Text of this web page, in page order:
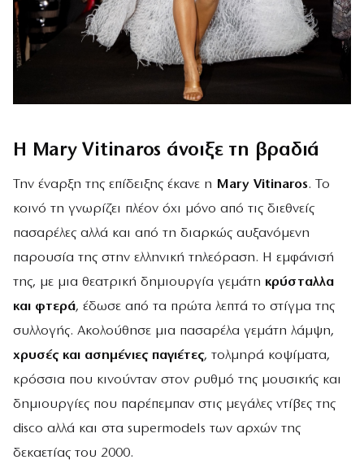
Η Mary Vitinaros άνοιξε τη βραδιά
Την έναρξη της επίδειξης έκανε η Mary Vitinaros. Το
κοινό τη γνωρίζει πλέον όχι μόνο από τις διεθνείς
πασαρέλες αλλά και από τη διαρκώς αυξανόμενη
παρουσία της στην ελληνική τηλεόραση. Η εμφάνισή
της, με μια θεατρική δημιουργία γεμάτη κρύσταλλα
και φτερά, έδωσε από τα πρώτα λεπτά το στίγμα της
συλλογής. Ακολούθησε μια πασαρέλα γεμάτη λάμψη,
χρυσές και ασημένιες παγιέτες, τολμηρά κοψίματα,
κρόσσια που κινούνταν στον ρυθμό της μουσικής και
δημιουργίες που παρέπεμπαν στις μεγάλες ντίβες της
disco αλλά και στα supermodels των αρχών της
δεκαετίας του 2000.